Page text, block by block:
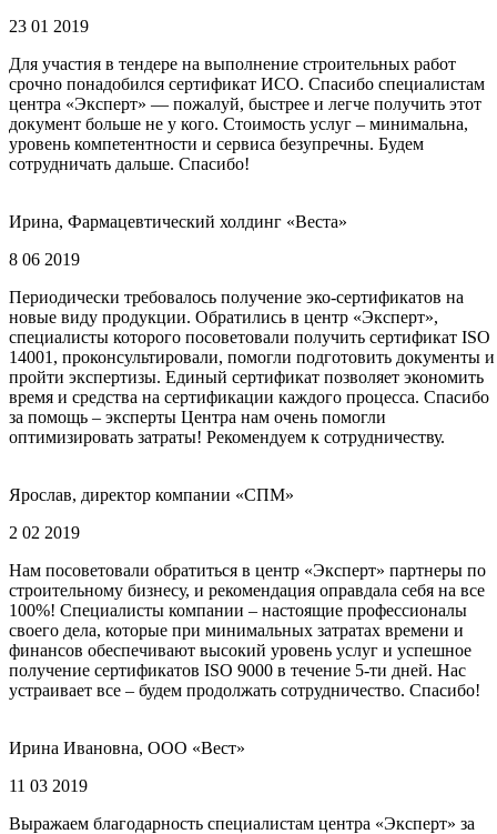
23 01 2019
Для участия в тендере на выполнение строительных работ
срочно понадобился сертификат ИСО. Спасибо специалистам
центра «Эксперт» — пожалуй, быстрее и легче получить этот
документ больше не у кого. Стоимость услуг – минимальна,
уровень компетентности и сервиса безупречны. Будем
сотрудничать дальше. Спасибо!
Ирина, Фармацевтический холдинг «Веста»
8 06 2019
Периодически требовалось получение эко-сертификатов на
новые виду продукции. Обратились в центр «Эксперт»,
специалисты которого посоветовали получить сертификат ISO
14001, проконсультировали, помогли подготовить документы и
пройти экспертизы. Единый сертификат позволяет экономить
время и средства на сертификации каждого процесса. Спасибо
за помощь – эксперты Центра нам очень помогли
оптимизировать затраты! Рекомендуем к сотрудничеству.
Ярослав, директор компании «СПМ»
2 02 2019
Нам посоветовали обратиться в центр «Эксперт» партнеры по
строительному бизнесу, и рекомендация оправдала себя на все
100%! Специалисты компании – настоящие профессионалы
своего дела, которые при минимальных затратах времени и
финансов обеспечивают высокий уровень услуг и успешное
получение сертификатов ISO 9000 в течение 5-ти дней. Нас
устраивает все – будем продолжать сотрудничество. Спасибо!
Ирина Ивановна, ООО «Вест»
11 03 2019
Выражаем благодарность специалистам центра «Эксперт» за